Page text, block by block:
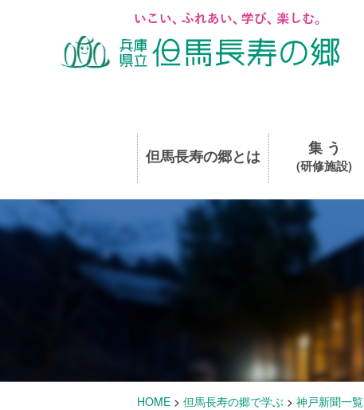
但馬長寿の郷とは 集 う
(研修施設)
HOME > 但馬長寿の郷で学ぶ > 神戸新聞一覧